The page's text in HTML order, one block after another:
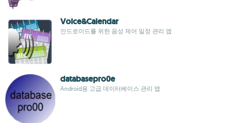
Voice&Calendar
안드로이드를 위한 음성 제어 일정 관리 앱
databasepro0e
Android용 고급 데이터베이스 관리 앱